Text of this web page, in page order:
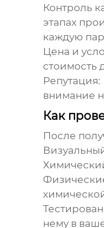
Контроль
этапах
каждую
Цена и
стоимость
Репутация:
внимание
Как
После
нему в